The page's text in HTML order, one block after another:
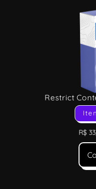
Restrict
R$